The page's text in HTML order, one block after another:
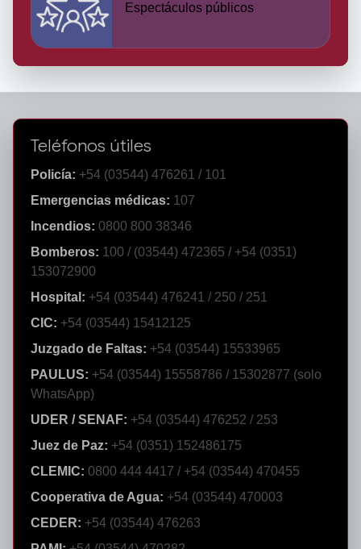
Espectáculos públicos
Teléfonos útiles
Policía: +54 (03544) 476261 / 101
Emergencias médicas: 107
Incendios: 0800 800 38346
Bomberos: 100 / (03544) 472365 / +54 (0351)
153072900
Hospital: +54 (03544) 476241 / 250 / 251
CIC: +54 (03544) 15412125
Juzgado de Faltas: +54 (03544) 15533965
PAULUS: +54 (03544) 15558786 / 15302877 (solo
WhatsApp)
UDER / SENAF: +54 (03544) 476252 / 253
Juez de Paz: +54 (0351) 152486175
CLEMIC: 0800 444 4417 / +54 (03544) 470455
Cooperativa de Agua: +54 (03544) 470003
CEDER: +54 (03544) 476263